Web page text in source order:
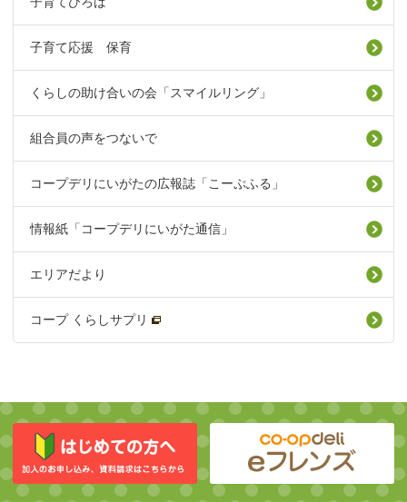
子育て応援 保育
くらしの助け合いの会「スマイルリング」
組合員の声をつないで
コープデリにいがたの広報誌「こーぷふる」
情報紙「コープデリにいがた通信」
エリアだより
コープ くらしサプリ